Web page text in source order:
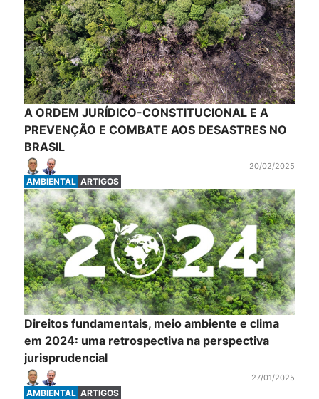
A ORDEM JURÍDICO-CONSTITUCIONAL E A
PREVENÇÃO E COMBATE AOS DESASTRES NO
BRASIL
20/02/2025
AMBIENTAL ARTIGOS
Direitos fundamentais, meio ambiente e clima
em 2024: uma retrospectiva na perspectiva
jurisprudencial
27/01/2025
AMBIENTAL ARTIGOS